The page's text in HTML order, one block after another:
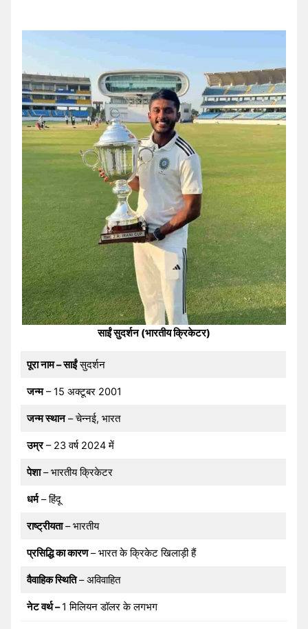
साईं सुदर्शन (भारतीय क्रिकेटर)
पूरा नाम – साईंसुदर्शन
जन्म– 15 अक्टूबर 2001
जन्म स्थान– चेन्नई, भारत
उम्र– 23 वर्ष 2024 में
पेशा– भारतीय क्रिकेटर
धर्म– हिंदू
राष्ट्रीयता– भारतीय
प्रसिद्धि का कारण– भारत के क्रिकेट खिलाड़ी हैं
वैवाहिक स्थिति– अविवाहित
नेट वर्थ –1 मिलियन डॉलर के लगभग